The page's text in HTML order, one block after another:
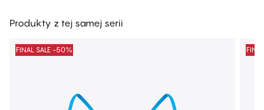
Produkty z tej samej serii
FINAL SALE -50%